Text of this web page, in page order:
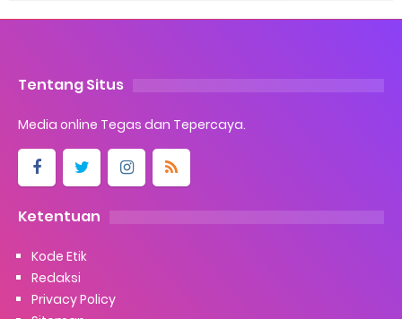
Tentang Situs
Media online Tegas dan Tepercaya.
Ketentuan
Kode Etik
Redaksi
Privacy Policy